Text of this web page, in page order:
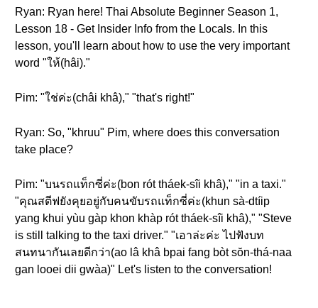
Ryan: Ryan here! Thai Absolute Beginner Season 1,
Lesson 18 - Get Insider Info from the Locals. In this
lesson, you'll learn about how to use the very important
word "ให้(hâi)."
Pim: "ใช่ค่ะ(châi khâ)," "that's right!"
Ryan: So, "khruu" Pim, where does this conversation
take place?
Pim: "บนรถแท็กซี่ค่ะ(bon rót tháek-sîi khâ)," "in a taxi."
"คุณสตีฟยังคุยอยู่กับคนขับรถแท็กซี่ค่ะ(khun sà-dtíip
yang khui yùu gàp khon khàp rót tháek-sîi khâ)," "Steve
is still talking to the taxi driver." "เอาล่ะค่ะ ไปฟังบท
สนทนากันเลยดีกว่า(ao lâ khâ bpai fang bòt sŏn-thá-naa
gan looei dii gwàa)" Let's listen to the conversation!